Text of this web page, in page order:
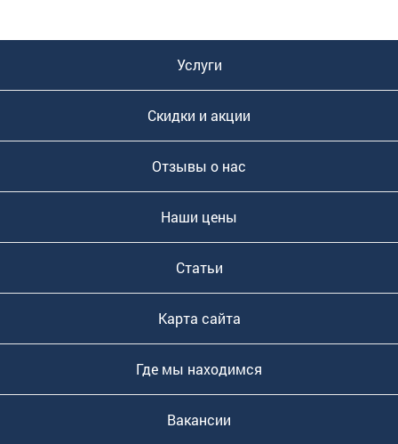
Услуги
Скидки и акции
Отзывы о нас
Наши цены
Статьи
Карта сайта
Где мы находимся
Вакансии